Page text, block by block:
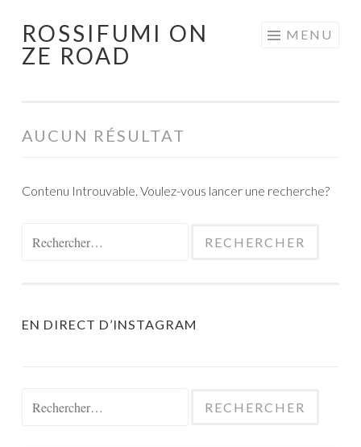
Aller
au
ROSSIFUMI ON
ZE ROAD
MENU
AUCUN RÉSULTAT
Contenu Introuvable. Voulez-vous lancer une recherche?
EN DIRECT D’INSTAGRAM